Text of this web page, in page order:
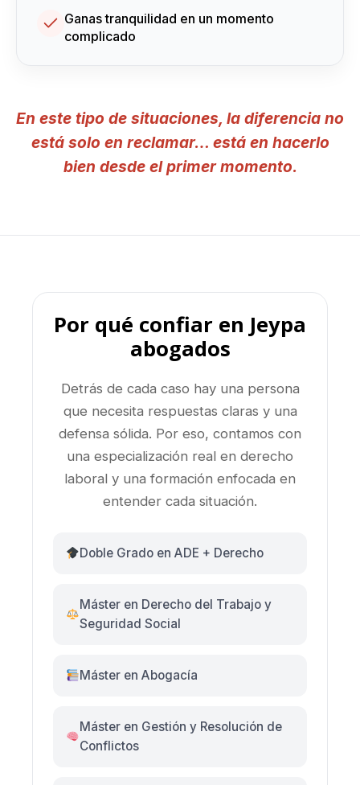
Ganas tranquilidad en un momento
complicado
En este tipo de situaciones, la diferencia no
está solo en reclamar… está en hacerlo
bien desde el primer momento.
Por qué confiar en Jeypa
abogados
Detrás de cada caso hay una persona
que necesita respuestas claras y una
defensa sólida. Por eso, contamos con
una especialización real en derecho
laboral y una formación enfocada en
entender cada situación.
Doble Grado en ADE + Derecho
Máster en Derecho del Trabajo y
Seguridad Social
Máster en Abogacía
Máster en Gestión y Resolución de
Conflictos